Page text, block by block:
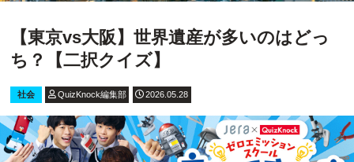
【東京vs大阪】世界遺産が多いのはどっ
ち？【二択クイズ】
社会 QuizKnock編集部 2026.05.28